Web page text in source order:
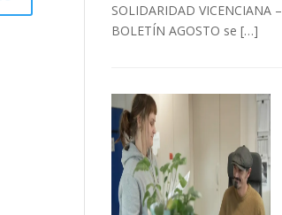
SOLIDARIDAD VICENCIANA –
BOLETÍN AGOSTO se […]